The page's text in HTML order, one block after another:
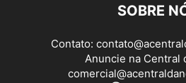
SOBRE
Contato:
Anuncie na Central